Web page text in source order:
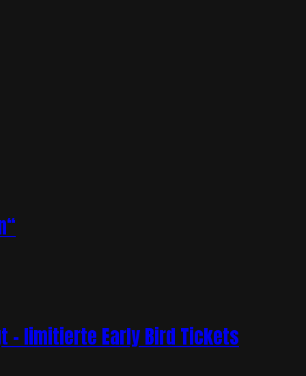
– limitierte Early Bird Tickets